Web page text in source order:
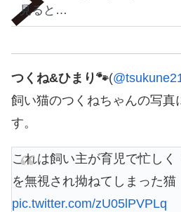
見ると…
つくね&ひまり🐾(
飼い猫のつくねちゃんの写真
す。
これは飼い主が育児で忙しく
を無視され拗ねてしまった猫
pic.twitter.com/zU05lPVPLq